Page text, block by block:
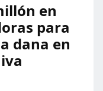
en
para
dana en